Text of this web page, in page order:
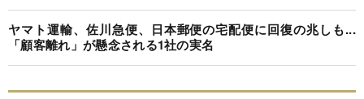
ヤマト運輸、佐川急便、日本郵便の宅配便に回復の兆しも...
「顧客離れ」が懸念される1社の実名